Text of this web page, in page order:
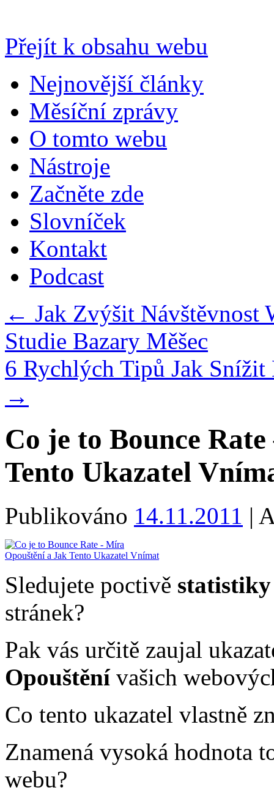
Přejít k obsahu webu
Nejnovější články
Měsíční zprávy
O tomto webu
Nástroje
Začněte zde
Slovníček
Kontakt
Podcast
← Jak Zvýšit Návštěvnost
Studie Bazary Měšec
6 Rychlých Tipů Jak
→
Co je to Bounce
Tento Ukazatel
Publikováno 14.11.2011 |
Sledujete poctivě
stránek?
Pak vás určitě zaujal
Opouštěnívašich
Co tento ukazatel vlastně
Znamená vysoká hodnota
webu?